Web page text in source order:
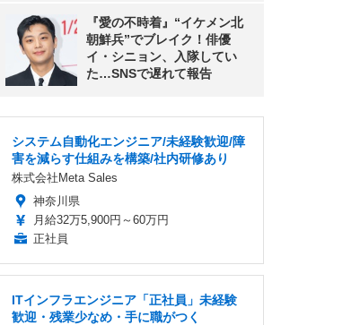
『愛の不時着』“イケメン北
朝鮮兵”でブレイク！俳優
イ・シニョン、入隊してい
た…SNSで遅れて報告
システム自動化エンジニア/未経験歓迎/障
害を減らす仕組みを構築/社内研修あり
株式会社Meta Sales
神奈川県
月給32万5,900円～60万円
正社員
ITインフラエンジニア「正社員」未経験
歓迎・残業少なめ・手に職がつく